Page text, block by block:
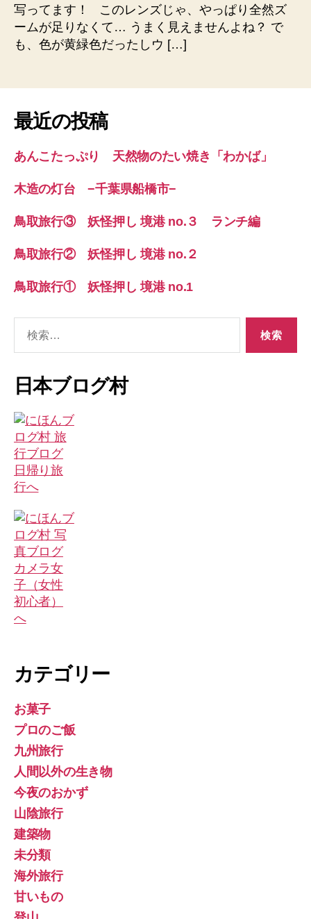
写ってます！ このレンズじゃ、やっぱり全然ズ
ームが足りなくて… うまく見えませんよね？ で
も、色が黄緑色だったしウ […]
最近の投稿
あんこたっぷり 天然物のたい焼き「わかば」
木造の灯台 −千葉県船橋市−
鳥取旅行③ 妖怪押し 境港 no.３ ランチ編
鳥取旅行② 妖怪押し 境港 no.２
鳥取旅行① 妖怪押し 境港 no.1
象:日本ブログ村
カテゴリー
お菓子
プロのご飯
九州旅行
人間以外の生き物
今夜のおかず
山陰旅行
建築物
未分類
海外旅行
甘いもの